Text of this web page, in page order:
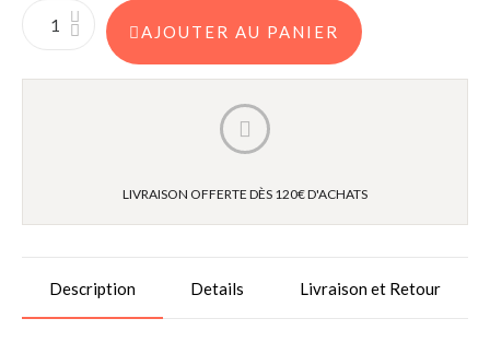
AJOUTER AU PANIER
LIVRAISON OFFERTE DÈS 120€ D'ACHATS
Description Details Livraison et Retour